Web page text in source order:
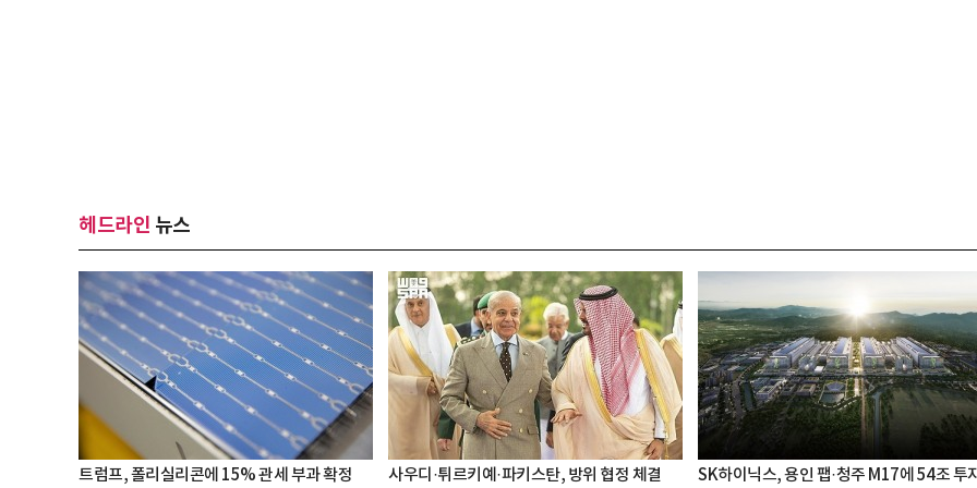
헤드라인 뉴스
트럼프, 폴리실리콘에 15% 관세 부과 확정 사우디·튀르키예·파키스탄, 방위 협정 체결 SK하이닉스, 용인 팹·청주 M17에 54조 투